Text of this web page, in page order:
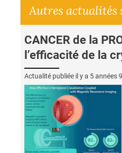
Autres actualités
CANCER de la
l’efficacité de la
Actualité publiée il y a 5 années